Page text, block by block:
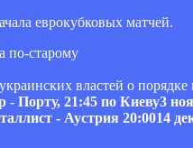
еврокубковых матчей.
властей о
- Порту, 21:45 по Киеву3
- Аустрия 20:0014